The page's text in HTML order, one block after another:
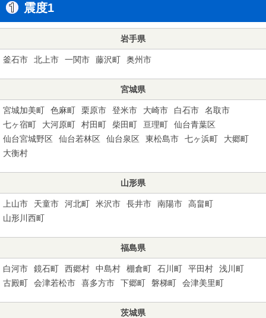
震度1
岩手県
釜石市 北上市 一関市 藤沢町 奥州市
宮城県
宮城加美町 色麻町 栗原市 登米市 大崎市 白石市
名取市
七ヶ宿町
大河原町 村田町 柴田町 亘理町
仙台青葉区
仙台宮城野区
仙台若林区 仙台泉区 東松島市 七ヶ浜町
大郷町
大衡村
山形県
上山市 天童市 河北町 米沢市 長井市 南陽市
高畠町
山形川西町
福島県
白河市 鏡石町 西郷村 中島村 棚倉町 石川町 平田村
浅川町
古殿町
会津若松市 喜多方市 下郷町 磐梯町 会津美里町
茨城県